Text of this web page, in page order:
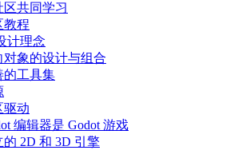
区共同学习
教程
计理念
对象的设计与组合
的工具集
驱动
编辑器是 Godot 游戏
的 2D 和 3D 引擎